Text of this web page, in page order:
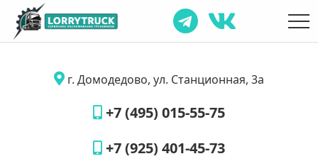
г. Домодедово, ул. Станционная, 3а
+7 (495) 015-55-75
+7 (925) 401-45-73